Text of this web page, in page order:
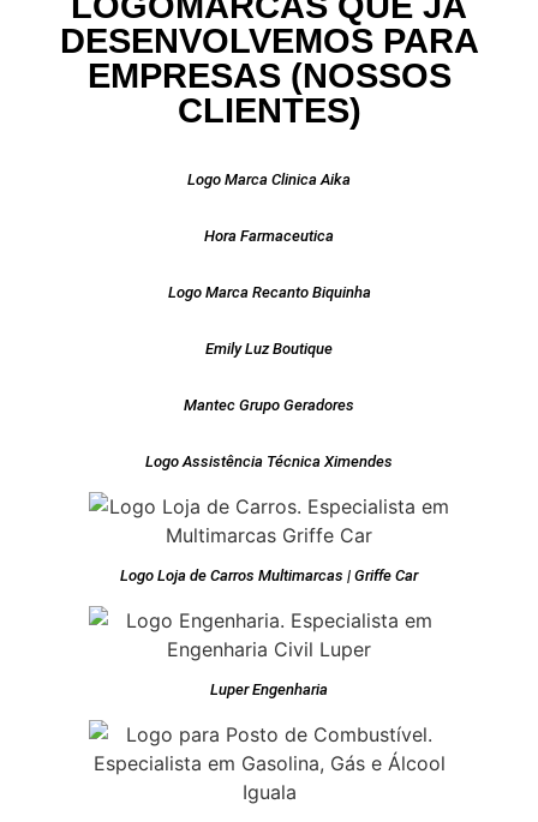
DESENVOLVEMOS PARA
EMPRESAS (NOSSOS
CLIENTES)
Logo Marca Clinica Aika
Hora Farmaceutica
Logo Marca Recanto Biquinha
Emily Luz Boutique
Mantec Grupo Geradores
Logo Assistência Técnica Ximendes
Logo Loja de Carros Multimarcas | Griffe Car
Luper Engenharia